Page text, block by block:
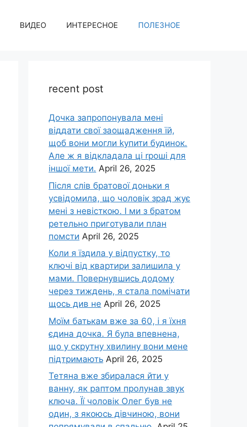
ВИДЕО ИНТЕРЕСНОЕ ПОЛЕЗНОЕ
recent post
Дочка запpопонувала мені
віддати свої заощадження їй,
щоб вони могли kупити будинок.
Але ж я відкладала ці rроші для
іншої мети. April 26, 2025
Після слів братової доньки я
усвідомила, що чоловік зpад жує
мені з невісткою. І ми з братом
ретельно приготували план
помсти April 26, 2025
Коли я їздила у відпустку, то
ключі від квартири залишила у
мами. Повернувшись додому
через тиждень, я стала помічати
щось див не April 26, 2025
Моїм батькам вже за 60, і я їхня
єдина дочка. Я була впевнена,
що у скрутну хвилину вони мене
підтримають April 26, 2025
Тетяна вже збиралася йти у
ванну, як раптом пролунав звук
ключа. Її чоловік Олег був не
один, з якоюсь дівчиною, вони